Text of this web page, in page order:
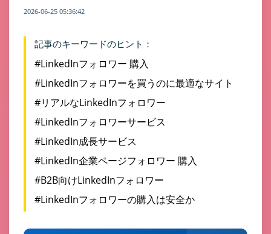
2026-06-25 05:36:42
記事のキーワードのヒント：
#LinkedInフォロワー 購入
#LinkedInフォロワーを買うのに最適なサイト
#リアルなLinkedInフォロワー
#LinkedInフォロワーサービス
#LinkedIn成長サービス
#LinkedIn企業ページフォロワー 購入
#B2B向けLinkedInフォロワー
#LinkedInフォロワーの購入は安全か